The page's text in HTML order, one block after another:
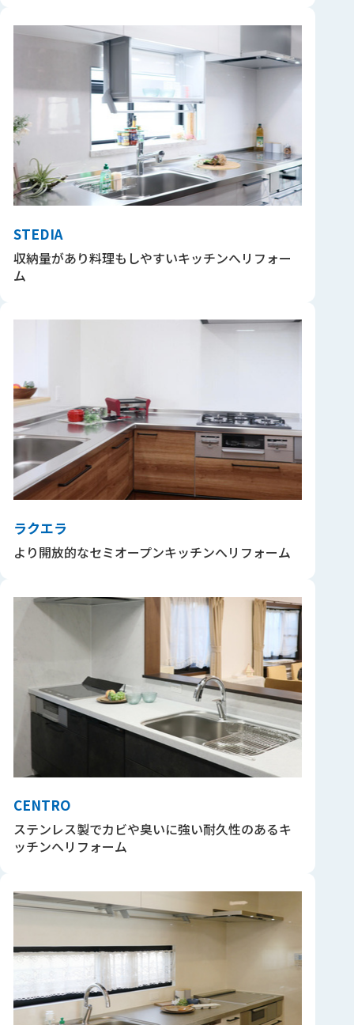
STEDIA
収納量があり料理もしやすいキッチンへリフォー
ム
ラクエラ
より開放的なセミオープンキッチンへリフォーム
CENTRO
ステンレス製でカビや臭いに強い耐久性のあるキ
ッチンへリフォーム